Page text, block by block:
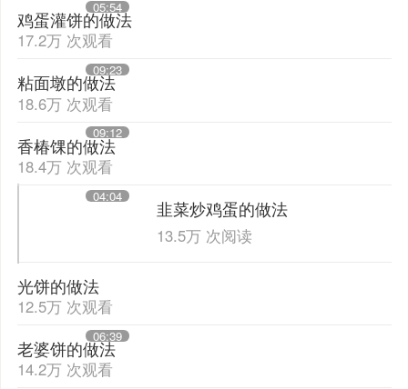
05:54
09:23
鸡蛋灌饼的做法
17.2万 次观看
09:12
粘面墩的做法
18.6万 次观看
04:04
香椿馃的做法
18.4万 次观看
韭菜炒鸡蛋的做法
13.5万 次阅读
06:39
光饼的做法
12.5万 次观看
老婆饼的做法
14.2万 次观看